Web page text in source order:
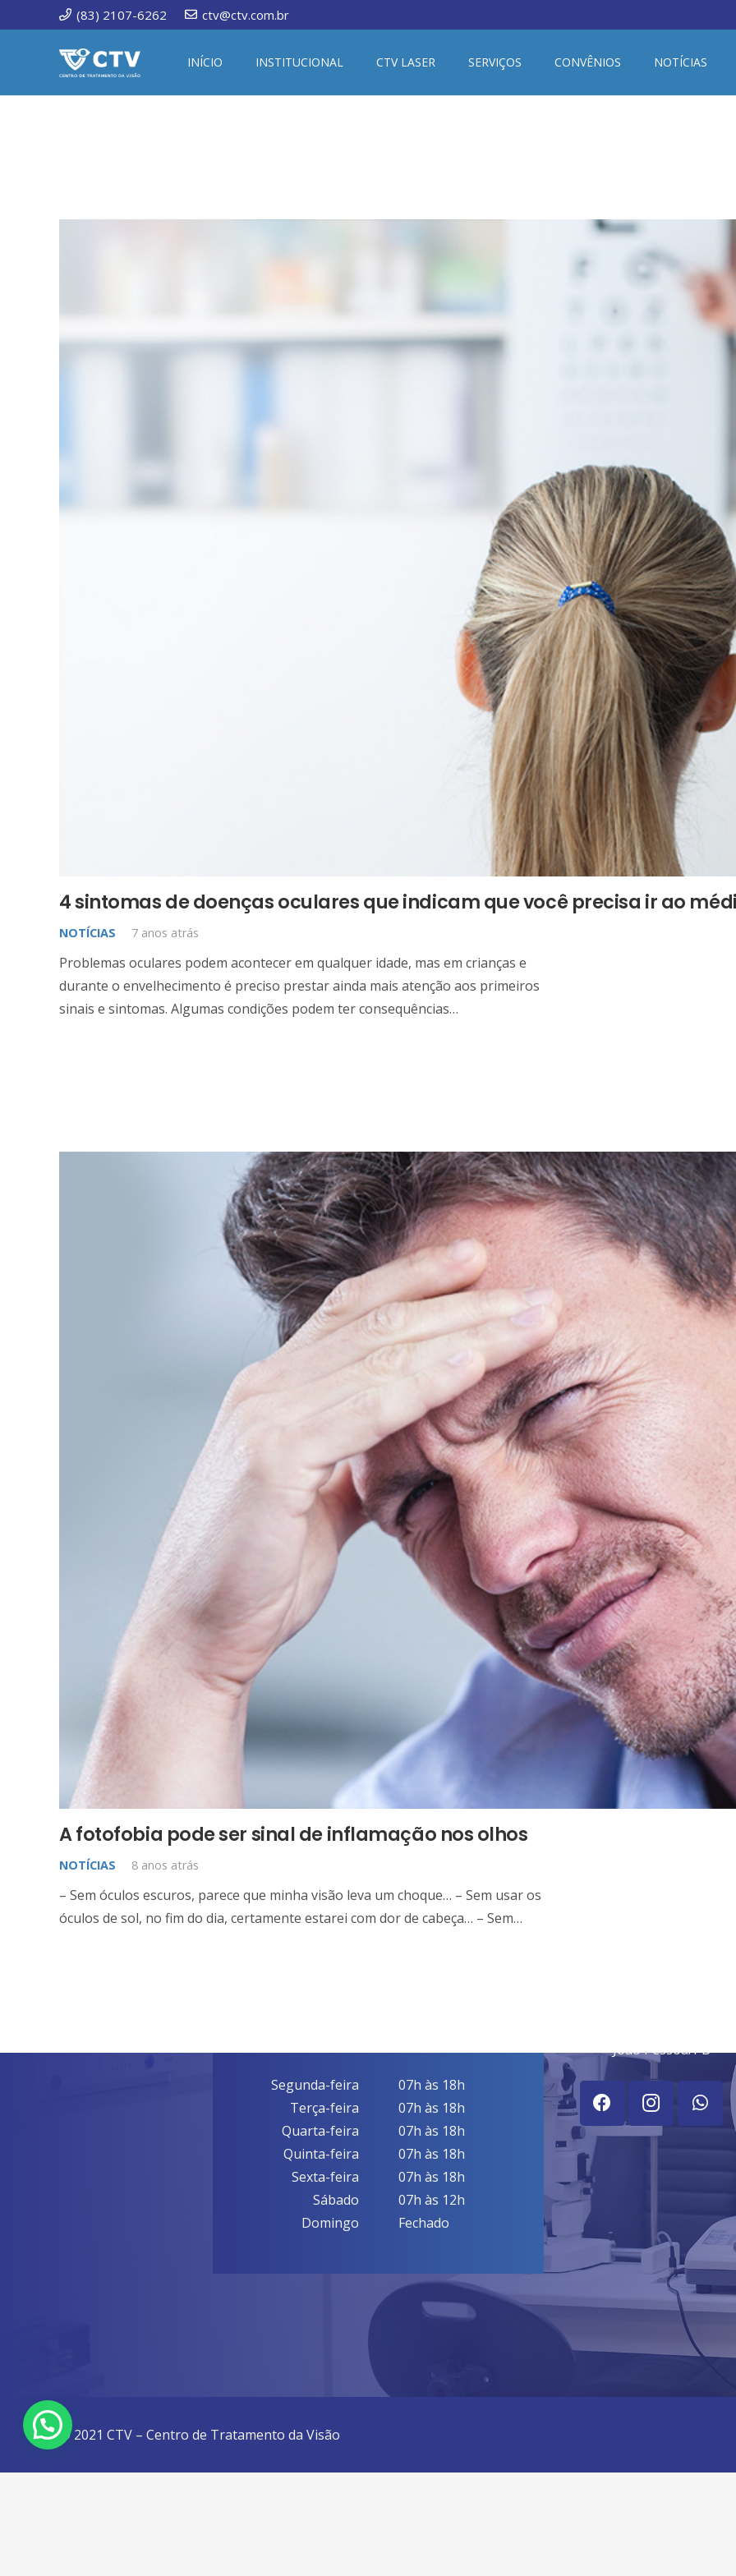
(83) 2107-6262 ctv@ctv.com.br
INÍCIO INSTITUCIONAL CTV LASER SERVIÇOS CONVÊNIOS NOTÍCIAS
4 sintomas de doenças oculares que indicam que você precisa ir ao
NOTÍCIAS 7 anos atrás
Problemas oculares podem acontecer em qualquer idade, mas em crianças e
durante o envelhecimento é preciso prestar ainda mais atenção aos primeiros
sinais e sintomas. Algumas condições podem ter consequências…
A fotofobia pode ser sinal de inflamação nos olhos
NOTÍCIAS 8 anos atrás
– Sem óculos escuros, parece que minha visão leva um choque… – Sem usar os
óculos de sol, no fim do dia, certamente estarei com dor de cabeça… – Sem…
Segunda-feira
Terça-feira
Quarta-feira
Quinta-feira
Sexta-feira
Sábado
Domingo
07h às 18h
07h às 18h
07h às 18h
07h às 18h
07h às 18h
07h às 12h
Fechado
João Pessoa/PB
© 2021 CTV – Centro de Tratamento da Visão